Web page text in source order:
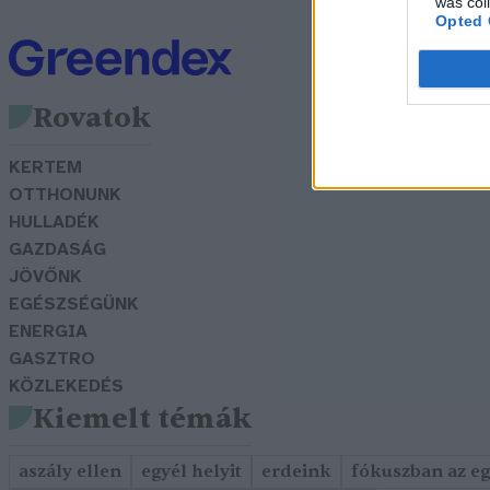
Opted
Rovatok
KERTEM
OTTHONUNK
HULLADÉK
GAZDASÁG
JÖVŐNK
EGÉSZSÉGÜNK
ENERGIA
GASZTRO
KÖZLEKEDÉS
Kiemelt témák
aszály ellen egyél helyit erdeink fókuszban az